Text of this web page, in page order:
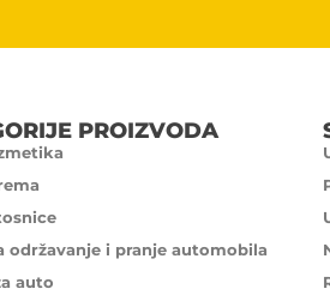
PROIZVODA
održavanje i pranje automobila
auto